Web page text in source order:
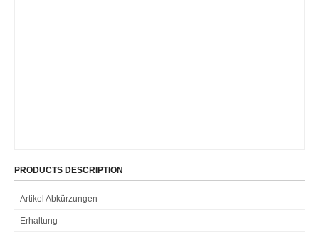
PRODUCTS DESCRIPTION
Artikel Abkürzungen
Erhaltung